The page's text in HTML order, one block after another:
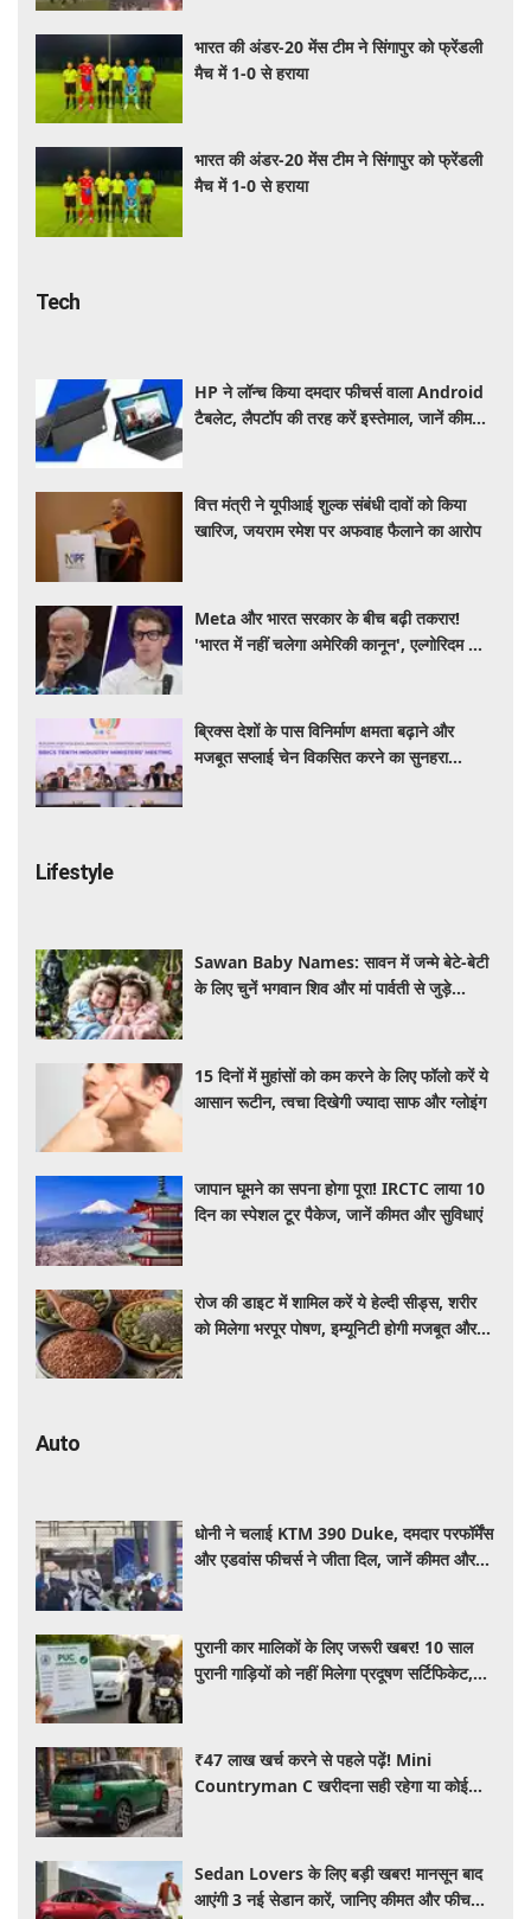
भारत की अंडर-20 मेंस टीम ने सिंगापुर को फ्रेंडली
मैच में 1-0 से हराया
भारत की अंडर-20 मेंस टीम ने सिंगापुर को फ्रेंडली
मैच में 1-0 से हराया
Tech
HP ने लॉन्च किया दमदार फीचर्स वाला Android
टैबलेट, लैपटॉप की तरह करें इस्तेमाल, जानें कीमत,
वित्त मंत्री ने यूपीआई शुल्क संबंधी दावों को किया
खारिज, जयराम रमेश पर अफवाह फैलाने का आरोप
Meta और भारत सरकार के बीच बढ़ी तकरार!
'भारत में नहीं चलेगा अमेरिकी कानून', एल्गोरिदम को
ब्रिक्स देशों के पास विनिर्माण क्षमता बढ़ाने और
मजबूत सप्लाई चेन विकसित करने का सुनहरा
Lifestyle
Sawan Baby Names: सावन में जन्मे बेटे-बेटी
के लिए चुनें भगवान शिव और मां पार्वती से जुड़े
15 दिनों में मुहांसों को कम करने के लिए फॉलो करें ये
आसान रूटीन, त्वचा दिखेगी ज्यादा साफ और ग्लोइंग
जापान घूमने का सपना होगा पूरा! IRCTC लाया 10
दिन का स्पेशल टूर पैकेज, जानें कीमत और सुविधाएं
रोज की डाइट में शामिल करें ये हेल्दी सीड्स, शरीर
को मिलेगा भरपूर पोषण, इम्यूनिटी होगी मजबूत और
Auto
धोनी ने चलाई KTM 390 Duke, दमदार परफॉर्मेंस
और एडवांस फीचर्स ने जीता दिल, जानें कीमत और
पुरानी कार मालिकों के लिए जरूरी खबर! 10 साल
पुरानी गाड़ियों को नहीं मिलेगा प्रदूषण सर्टिफिकेट,
₹47 लाख खर्च करने से पहले पढ़ें! Mini
Countryman C खरीदना सही रहेगा या कोई
Sedan Lovers के लिए बड़ी खबर! मानसून बाद
आएंगी 3 नई सेडान कारें, जानिए कीमत और फीचर्स